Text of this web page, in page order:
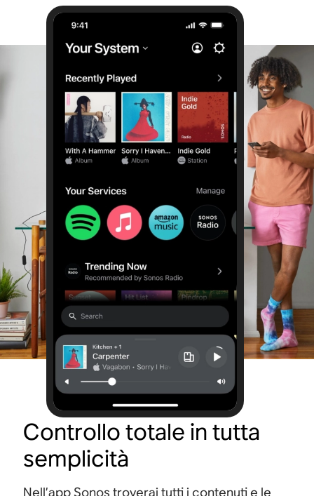
Controllo totale in tutta
semplicità
Nell’app Sonos troverai tutti i contenuti e le